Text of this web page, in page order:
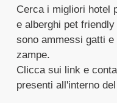
Cerca i migliori hotel
e alberghi pet
sono ammessi gatti
zampe.
Clicca sui link e
presenti all'interno